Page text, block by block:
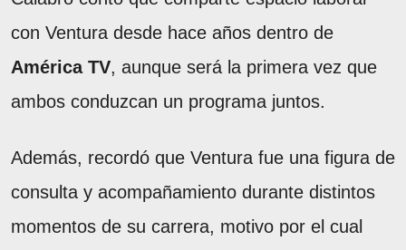
con Ventura desde hace años dentro de
América TV, aunque será la primera vez que
ambos conduzcan un programa juntos.
Además, recordó que Ventura fue una figura de
consulta y acompañamiento durante distintos
momentos de su carrera, motivo por el cual